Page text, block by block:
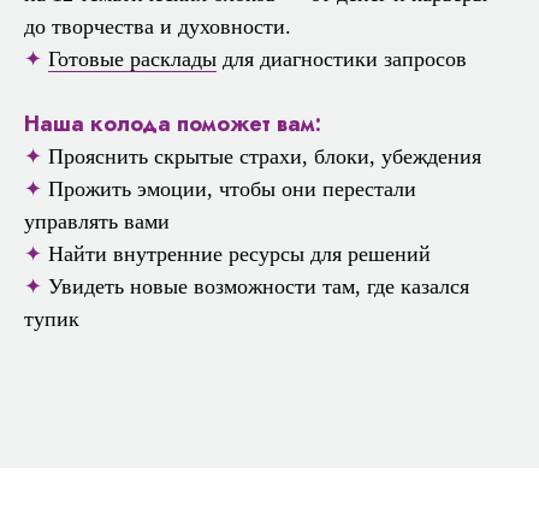
до творчества и духовности.
✦ Готовые расклады для диагностики запросов
Наша колода поможет вам:
✦ Прояснить скрытые страхи, блоки, убеждения
✦ Прожить эмоции, чтобы они перестали
управлять вами
✦ Найти внутренние ресурсы для решений
✦ Увидеть новые возможности там, где казался
тупик